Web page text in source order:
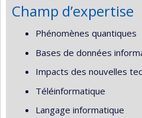
Champ d’expertise
Phénomènes quantiques
Bases de données
Impacts des nouvelles
Téléinformatique
Langage informatique